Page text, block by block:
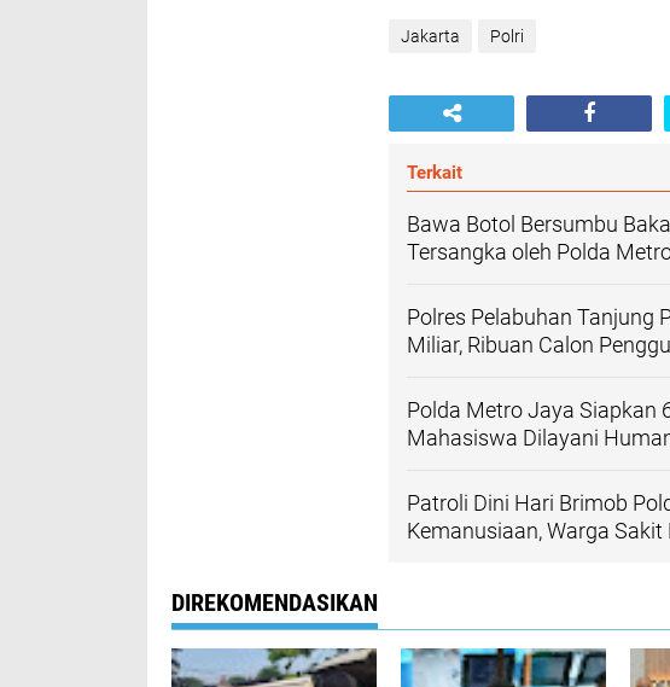
Jakarta Polri
Terkait
Bawa Botol Bersumbu
Tersangka oleh Polda
Polres Pelabuhan Tanjung
Miliar, Ribuan Calon
Polda Metro Jaya Siapkan
Mahasiswa Dilayani
‎Patroli Dini Hari Brimob
Kemanusiaan, Warga
DIREKOMENDASIKAN